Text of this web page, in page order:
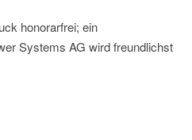
honorarfrei; ein
Systems AG wird freundlichst